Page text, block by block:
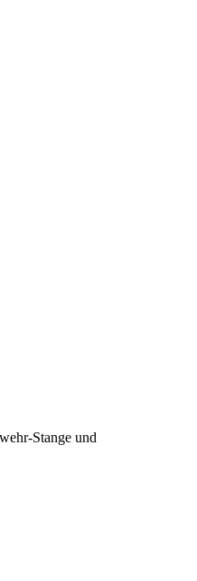
Stange und